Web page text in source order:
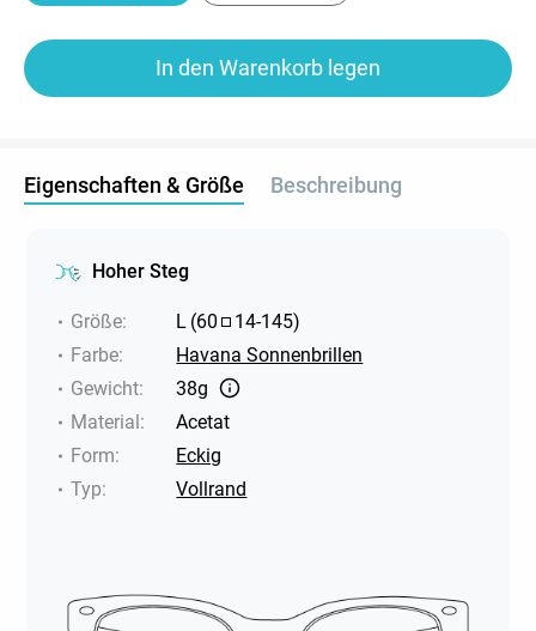
In den Warenkorb legen
Eigenschaften & Größe Beschreibung
Hoher Steg
Größe: L (60 14-145)
Farbe:
Havana Sonnenbrillen
Gewicht:
38g
Material:
Acetat
Form:
Eckig
Typ: Vollrand